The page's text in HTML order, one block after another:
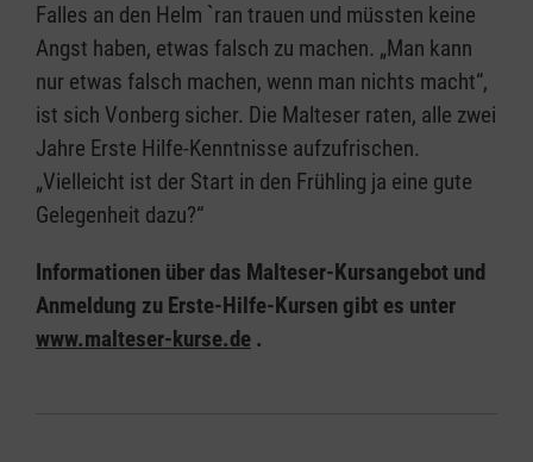
Falles an den Helm `ran trauen und müssten keine
Angst haben, etwas falsch zu machen. „Man kann
nur etwas falsch machen, wenn man nichts macht“,
ist sich Vonberg sicher. Die Malteser raten, alle zwei
Jahre Erste Hilfe-Kenntnisse aufzufrischen.
„Vielleicht ist der Start in den Frühling ja eine gute
Gelegenheit dazu?“
Informationen über das Malteser-Kursangebot und
Anmeldung zu Erste-Hilfe-Kursen gibt es unter
www.malteser-kurse.de .